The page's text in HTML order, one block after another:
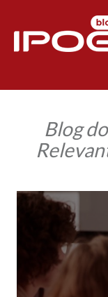
Blog
Psicologia
investigativa:
psicólogo
forense?